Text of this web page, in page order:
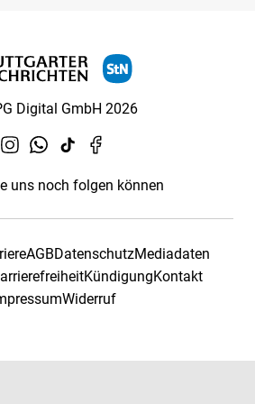
Digital GmbH 2026
uns noch folgen können
AGBDatenschutzMediadaten
KündigungKontakt
Widerruf